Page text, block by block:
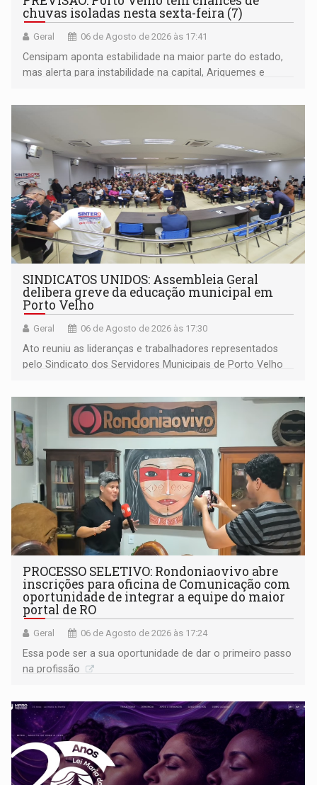
chuvas isoladas nesta sexta-feira (7)
Geral 06 de Agosto de 2026 às 17:41
Censipam aponta estabilidade na maior parte do estado,
mas alerta para instabilidade na capital, Ariquemes e
SINDICATOS UNIDOS: Assembleia Geral
delibera greve da educação municipal em
Porto Velho
Geral 06 de Agosto de 2026 às 17:30
Ato reuniu as lideranças e trabalhadores representados
pelo Sindicato dos Servidores Municipais de Porto Velho
PROCESSO SELETIVO: Rondoniaovivo abre
inscrições para oficina de Comunicação com
oportunidade de integrar a equipe do maior
portal de RO
Geral 06 de Agosto de 2026 às 17:24
Essa pode ser a sua oportunidade de dar o primeiro passo
na profissão